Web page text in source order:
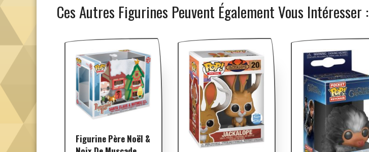
Ces Autres Figurines Peuvent Également Vous Intéresser :
Figurine Père Noël &